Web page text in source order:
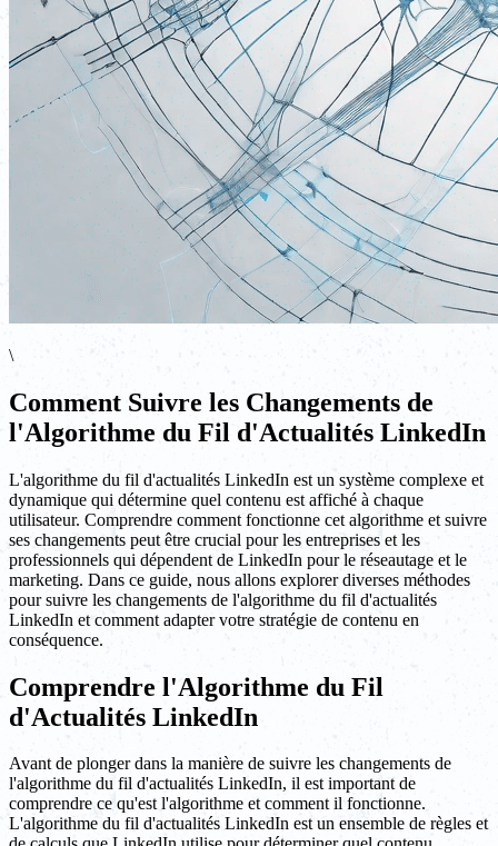
\
Comment Suivre les Changements de
l'Algorithme du Fil d'Actualités LinkedIn
L'algorithme du fil d'actualités LinkedIn est un système complexe et
dynamique qui détermine quel contenu est affiché à chaque
utilisateur. Comprendre comment fonctionne cet algorithme et suivre
ses changements peut être crucial pour les entreprises et les
professionnels qui dépendent de LinkedIn pour le réseautage et le
marketing. Dans ce guide, nous allons explorer diverses méthodes
pour suivre les changements de l'algorithme du fil d'actualités
LinkedIn et comment adapter votre stratégie de contenu en
conséquence.
Comprendre l'Algorithme du Fil
d'Actualités LinkedIn
Avant de plonger dans la manière de suivre les changements de
l'algorithme du fil d'actualités LinkedIn, il est important de
comprendre ce qu'est l'algorithme et comment il fonctionne.
L'algorithme du fil d'actualités LinkedIn est un ensemble de règles et